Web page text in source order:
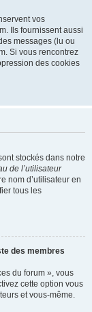
vos
Ils fournissent aussi
messages (lu ou
Si vous rencontrez
des cookies
stockés dans notre
de l’utilisateur
nom d’utilisateur en
tous les
des membres
du forum », vous
cette option vous
et vous-même.